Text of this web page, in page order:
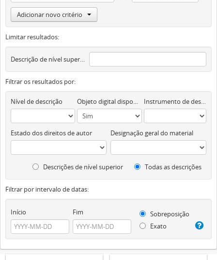
Adicionar novo critério
Limitar resultados:
Descrição de nível superior
Filtrar os resultados por:
Nível de descrição Objeto digital disponível Instrumento de descrição documental
Estado dos direitos de autor Designação geral do material
Descrições de nível superior Todas as descrições
Filtrar por intervalo de datas:
Início Fim
Sobreposição
Exato